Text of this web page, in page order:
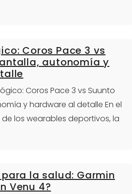
Coros Pace 3 vs
autonomía y
Coros Pace 3 vs Suunto
y hardware al detalle En el
los wearables deportivos, la
la salud: Garmin
Venu 4?